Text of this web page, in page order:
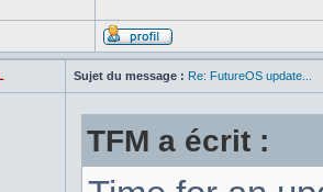
Sujet du message : Re: FutureOS update...
TFM a écrit :